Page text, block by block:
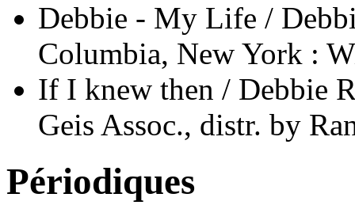
Debbie - My Life /
Columbia, New York :
If I knew then / Debbie
Geis Assoc., distr. by
Périodiques